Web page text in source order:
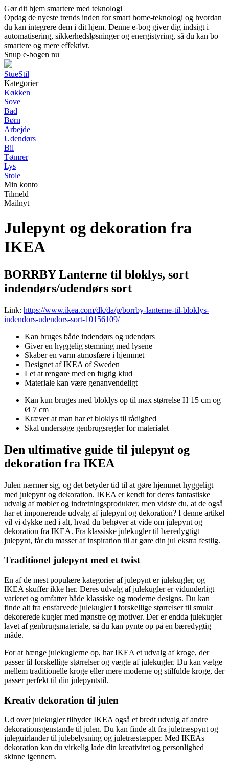
Gør dit hjem smartere med teknologi
Opdag de nyeste trends inden for smart home-teknologi og hvordan
du kan integrere dem i dit hjem. Denne e-bog giver dig indsigt i
automatisering, sikkerhedsløsninger og energistyring, så du kan bo
smartere og mere effektivt.
Snup e-bogen nu
StueStil
Kategorier
Køkken
Sove
Bad
Børn
Arbejde
Udendørs
Bil
Tømrer
Lys
Stole
Min konto
Tilmeld
Mailnyt
Julepynt og dekoration fra
IKEA
BORRBY Lanterne til bloklys, sort
indendørs/udendørs sort
Link: https://www.ikea.com/dk/da/p/borrby-lanterne-til-bloklys-
indendors-udendors-sort-10156109/
Kan bruges både indendørs og udendørs
Giver en hyggelig stemning med lysene
Skaber en varm atmosfære i hjemmet
Designet af IKEA of Sweden
Let at rengøre med en fugtig klud
Materiale kan være genanvendeligt
Kan kun bruges med bloklys op til max størrelse H 15 cm og
Ø 7 cm
Kræver at man har et bloklys til rådighed
Skal undersøge genbrugsregler for materialet
Den ultimative guide til julepynt og
dekoration fra IKEA
Julen nærmer sig, og det betyder tid til at gøre hjemmet hyggeligt
med julepynt og dekoration. IKEA er kendt for deres fantastiske
udvalg af møbler og indretningsprodukter, men vidste du, at de også
har et imponerende udvalg af julepynt og dekoration? I denne artikel
vil vi dykke ned i alt, hvad du behøver at vide om julepynt og
dekoration fra IKEA. Fra klassiske julekugler til bæredygtigt
julepynt, får du masser af inspiration til at gøre din jul ekstra festlig.
Traditionel julepynt med et twist
En af de mest populære kategorier af julepynt er julekugler, og
IKEA skuffer ikke her. Deres udvalg af julekugler er vidunderligt
varieret og omfatter både klassiske og moderne designs. Du kan
finde alt fra ensfarvede julekugler i forskellige størrelser til smukt
dekorerede kugler med mønstre og motiver. Der er endda julekugler
lavet af genbrugsmateriale, så du kan pynte op på en bæredygtig
måde.
For at hænge julekuglerne op, har IKEA et udvalg af kroge, der
passer til forskellige størrelser og vægte af julekugler. Du kan vælge
mellem traditionelle kroge eller mere moderne og stilfulde kroge, der
passer perfekt til din julepyntstil.
Kreativ dekoration til julen
Ud over julekugler tilbyder IKEA også et bredt udvalg af andre
dekorationsgenstande til julen. Du kan finde alt fra juletræspynt og
juleguirlander til julebelysning og juletræstæpper. Med IKEAs
dekoration kan du virkelig lade din kreativitet og personlighed
skinne igennem.